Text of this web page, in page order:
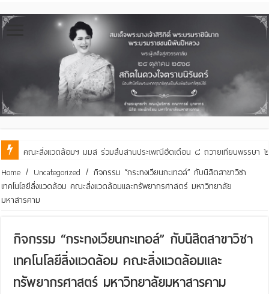
คณะสิ่งแวดล้อมฯ มมส ร่วมสืบสานประเพณีฮีตเดือน ๘ ถวายเทียนพรรษา ๒
Home / Uncategorized / กิจกรรม “กระทงเวียนกะเทอล์” กับนิสิตสาขาวิชา
เทคโนโลยีสิ่งแวดล้อม คณะสิ่งแวดล้อมและทรัพยากรศาสตร์ มหาวิทยาลัย
มหาสารคาม
กิจกรรม “กระทงเวียนกะเทอล์” กับนิสิตสาขาวิชา
เทคโนโลยีสิ่งแวดล้อม คณะสิ่งแวดล้อมและ
ทรัพยากรศาสตร์ มหาวิทยาลัยมหาสารคาม